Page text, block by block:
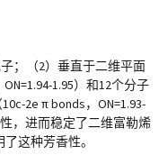
；（2）垂直于二维平面
1.95）和12个分子
2e π bonds，ON=1.93-
，进而稳定了二维富勒烯
这种芳香性。